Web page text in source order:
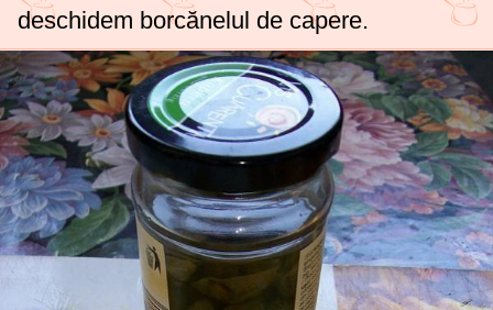
deschidem borcănelul de capere.